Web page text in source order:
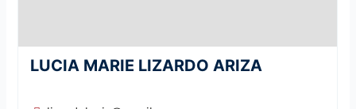
LUCIA MARIE LIZARDO ARIZA